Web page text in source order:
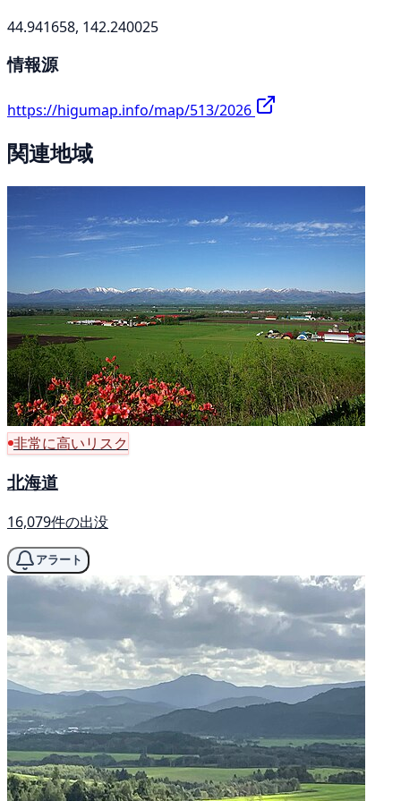
44.941658, 142.240025
情報源
https://higumap.info/map/513/2026
関連地域
非常に高いリスク
北海道
16,079件の出没
アラート